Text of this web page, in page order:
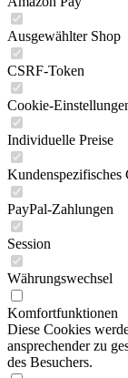
Ausgewählter Shop
CSRF-Token
Cookie-
Individuelle Preise
Kundenspezifisches
PayPal-Zahlungen
Session
Währungswechsel
Komfortfunktionen
Diese Cookies
ansprechender zu
des Besuchers.